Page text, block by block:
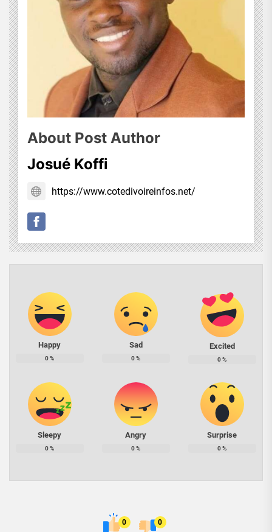
About Post Author
Josué Koffi
https://www.cotedivoireinfos.net/
Happy
0%
Sad
0%
Excited
0%
Sleepy
0%
Angry
0%
Surprise
0%
0 0